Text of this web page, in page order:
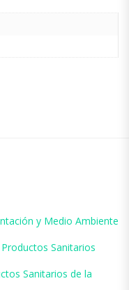
y Medio Ambiente
Sanitarios
Sanitarios de la